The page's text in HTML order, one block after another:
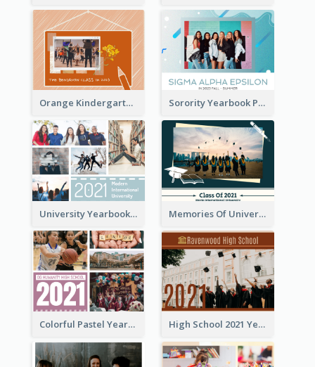
Orange Kindergarten Yearbook Photo Book Sorority Yearbook Photo Book
University Yearbook Photo Book Memories Of University Yearbook Photo Book
Colorful Pastel Yearbook Photo Book High School 2021 Yearbook Photo Book